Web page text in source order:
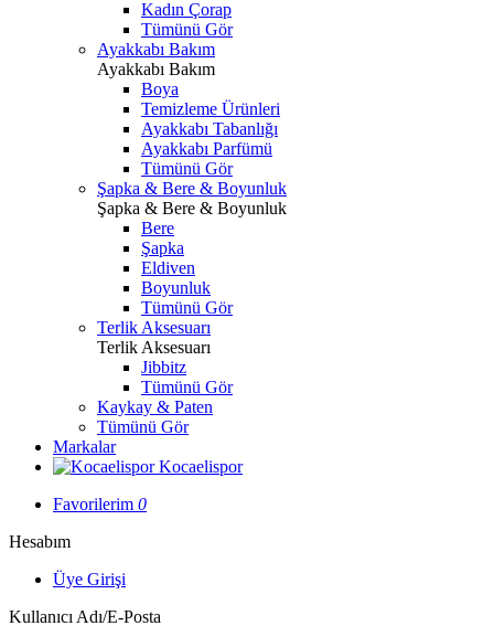
Kadın Çorap
Tümünü Gör
Ayakkabı Bakım
Ayakkabı Bakım
Boya
Temizleme Ürünleri
Ayakkabı Tabanlığı
Ayakkabı Parfümü
Tümünü Gör
Şapka & Bere & Boyunluk
Şapka & Bere & Boyunluk
Bere
Şapka
Eldiven
Boyunluk
Tümünü Gör
Terlik Aksesuarı
Terlik Aksesuarı
Jibbitz
Tümünü Gör
Kaykay & Paten
Tümünü Gör
Markalar
Kocaelispor
Favorilerim 0
Hesabım
Üye Girişi
Kullanıcı Adı/E-Posta